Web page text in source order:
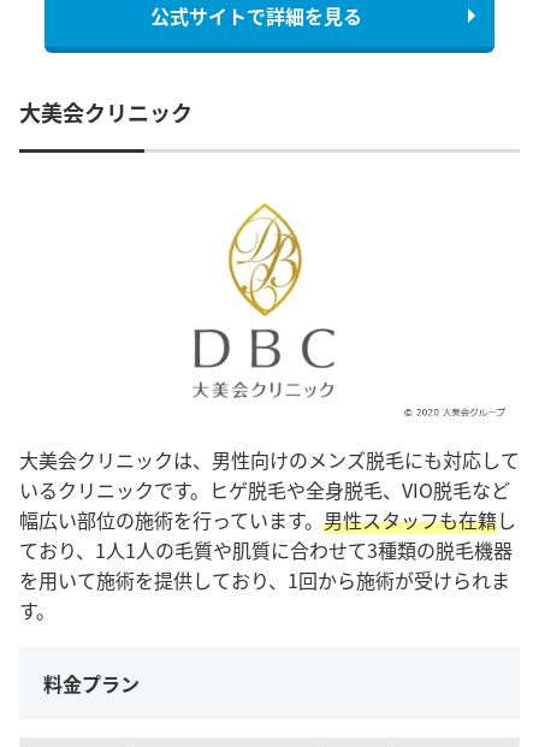
公式サイトで詳細を見る
大美会クリニック
大美会クリニックは、男性向けのメンズ脱毛にも対応して
いるクリニックです。ヒゲ脱毛や全身脱毛、VIO脱毛など
幅広い部位の施術を行っています。 男性スタッフも在籍し
ており、1人1人の毛質や肌質に合わせて3種類の脱毛機器
を用いて施術を提供しており、1回から施術が受けられま
す。
料金プラン